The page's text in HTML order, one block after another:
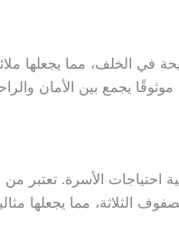
مواقع مريحة في الخلف، مما
يجمع بين الأمان
لتلبية احتياجات
الثلاثة، مما يجعلها